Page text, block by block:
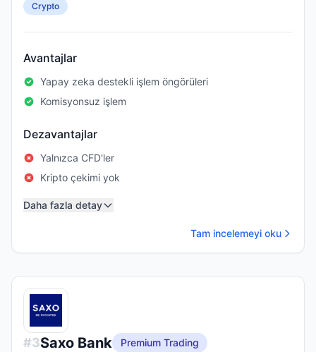
Crypto
Avantajlar
Yapay zeka destekli işlem öngörüleri
Komisyonsuz işlem
Dezavantajlar
Yalnızca CFD'ler
Kripto çekimi yok
Daha fazla detay
Tam incelemeyi oku
#3Saxo Bank
Premium Trading